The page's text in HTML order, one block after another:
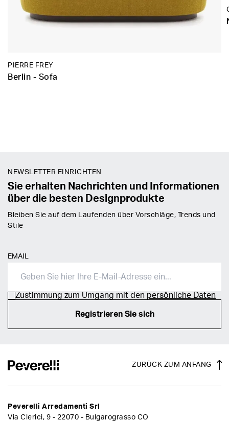
PIERRE FREY
Berlin - Sofa
NEWSLETTER EINRICHTEN
Sie erhalten Nachrichten und Informationen
über die besten Designprodukte
Bleiben Sie auf dem Laufenden über Vorschläge, Trends und
Stile
EMAIL
Zustimmung zum Umgang mit den persönliche Daten
Registrieren Sie sich
ZURÜCK ZUM ANFANG
Peverelli Arredamenti Srl
Via Clerici, 9 - 22070 - Bulgarograsso CO